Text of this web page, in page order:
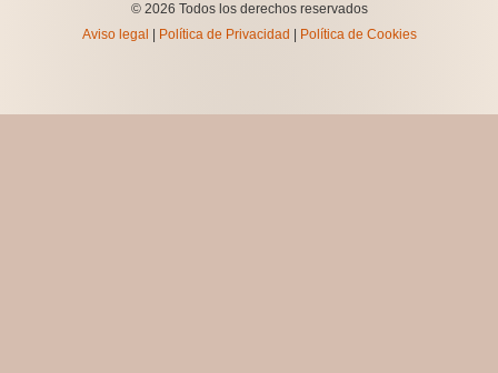
© 2026 Todos los derechos reservados
Aviso legal
Política de Privacidad Política de Cookies